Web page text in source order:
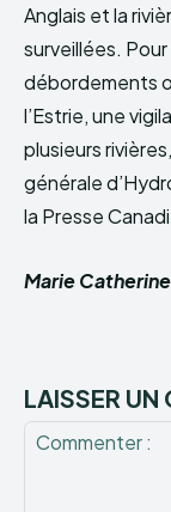
Anglais et la
surveillées. Pour
débordements
l’Estrie, une
plusieurs
générale
la Presse
Marie Catherine
LAISSER UN